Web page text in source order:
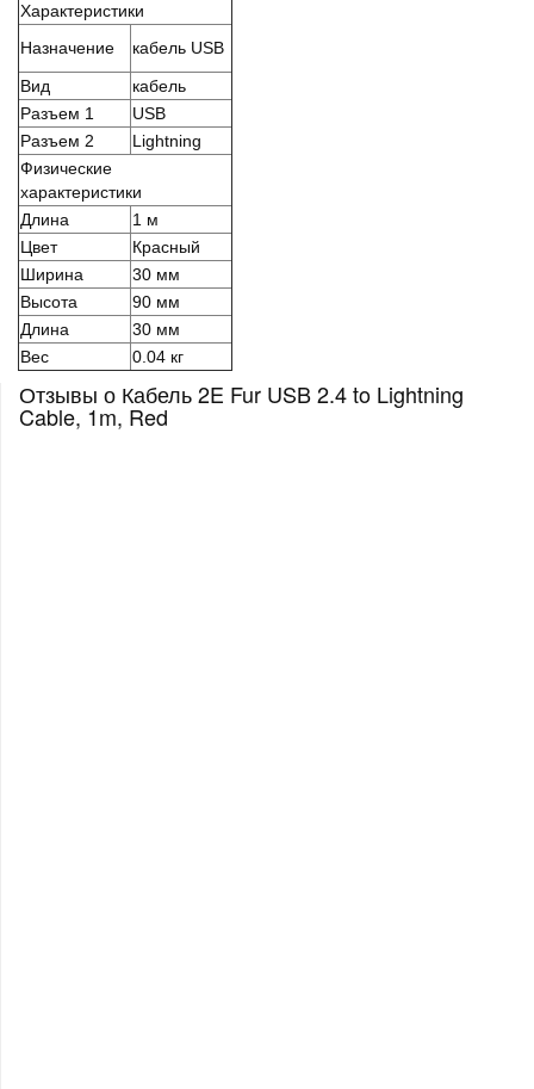
Характеристики
Назначение
кабель USB
Вид
кабель
Разъем 1
USB
Разъем 2
Lightning
Физические
характеристики
Длина
1 м
Цвет
Красный
Ширина
30 мм
Высота
90 мм
Длина
30 мм
Вес
0.04 кг
Отзывы о Кабель 2E Fur USB 2.4 to Lightning
Cable, 1m, Red